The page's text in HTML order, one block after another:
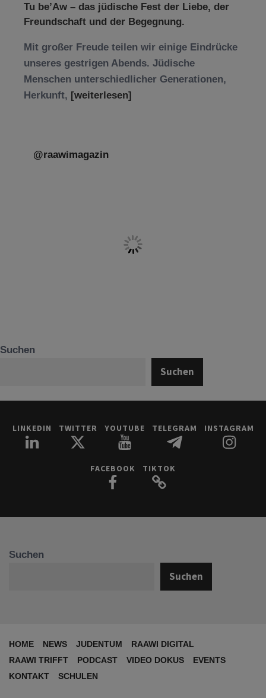
Tu be’Aw – das jüdische Fest der Liebe, der
Freundschaft und der Begegnung.
Mit großer Freude teilen wir einige Eindrücke
unseres gestrigen Abends. Jüdische
Menschen unterschiedlicher Generationen,
Herkunft, [weiterlesen]
@raawimagazin
Suchen
Suchen
LINKEDIN TWITTER YOUTUBE TELEGRAM INSTAGRAM
FACEBOOK TIKTOK
Suchen
Suchen
HOME NEWS JUDENTUM
RAAWI DIGITAL
RAAWI TRIFFT
PODCAST VIDEO DOKUS
EVENTS
KONTAKT
SCHULEN